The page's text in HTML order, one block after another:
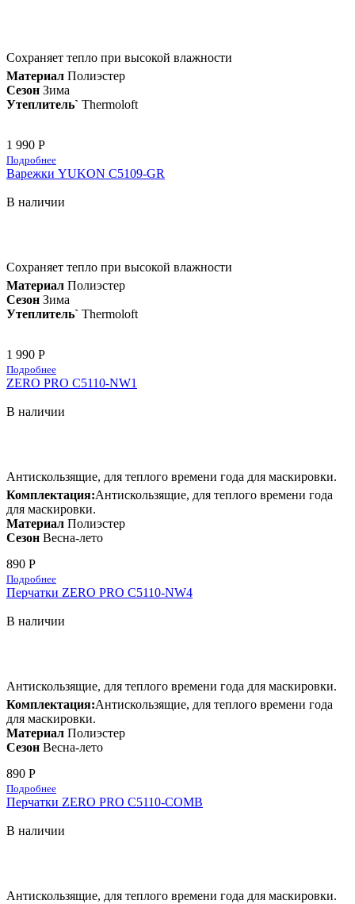
Сохраняет тепло при высокой влажности
Материал Полиэстер
Сезон Зима
Утеплитель` Thermoloft
1 990 Р
Подробнее
Варежки YUKON C5109-GR
В наличии
Сохраняет тепло при высокой влажности
Материал Полиэстер
Сезон Зима
Утеплитель` Thermoloft
1 990 Р
Подробнее
ZERO PRO C5110-NW1
В наличии
Антискользящие, для теплого времени года для маскировки.
Комплектация:Антискользящие, для теплого времени года
для маскировки.
Материал Полиэстер
Сезон Весна-лето
890 Р
Подробнее
Перчатки ZERO PRO C5110-NW4
В наличии
Антискользящие, для теплого времени года для маскировки.
Комплектация:Антискользящие, для теплого времени года
для маскировки.
Материал Полиэстер
Сезон Весна-лето
890 Р
Подробнее
Перчатки ZERO PRO C5110-COMB
В наличии
Антискользящие, для теплого времени года для маскировки.